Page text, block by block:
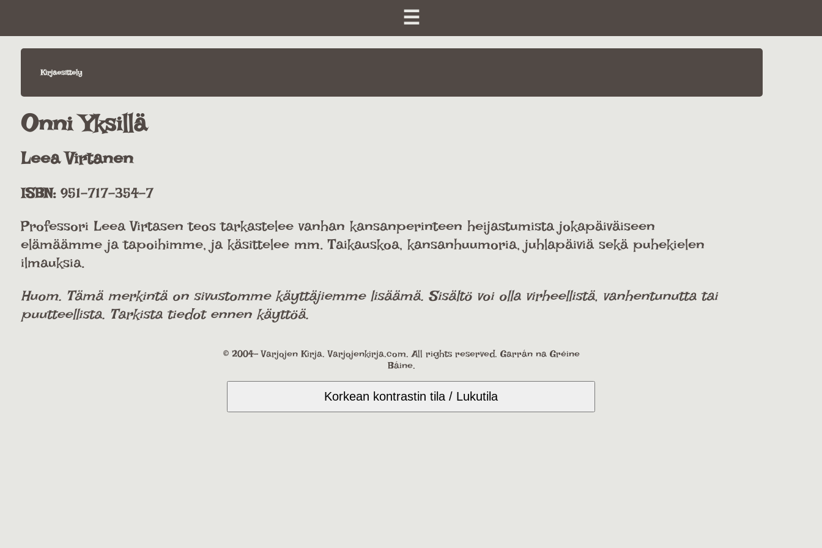
☰
Kirjaesittely
Onni Yksillä
Leea Virtanen
ISBN:951-717-354-7
Professori Leea Virtasen teos tarkastelee vanhan kansanperinteen heijastumista jokapäiväiseen
elämäämme ja tapoihimme, ja käsittelee mm. Taikauskoa, kansanhuumoria, juhlapäiviä sekä puhekielen
ilmauksia.
Huom. Tämä merkintä on sivustomme käyttäjiemme lisäämä. Sisältö voi olla virheellistä, vanhentunutta tai
puutteellista. Tarkista tiedot ennen käyttöä.
© 2004- Varjojen Kirja. Varjojenkirja.com. All rights reserved. Garrán na Gréine
Báine.
Korkean kontrastin tila / Lukutila